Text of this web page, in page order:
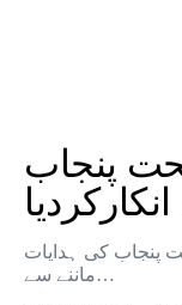
پنجاب
پنجاب کی ہدایات
ماننے سے…